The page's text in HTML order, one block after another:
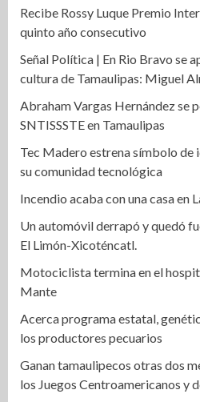
Recibe Rossy Luque Premio
quinto año consecutivo
Señal Política | En Rio Bravo se
cultura de Tamaulipas: Miguel
Abraham Vargas Hernández se
SNTISSSTE en Tamaulipas
Tec Madero estrena símbolo de
su comunidad tecnológica
Incendio acaba con una casa en
Un automóvil derrapó y quedó
El Limón-Xicoténcatl.
Motociclista termina en el
Mante
Acerca programa estatal,
los productores pecuarios
Ganan tamaulipecos otras dos
los Juegos Centroamericanos y